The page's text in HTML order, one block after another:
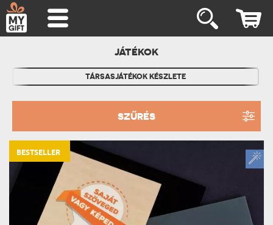
JÁTÉKOK
TÁRSASJÁTÉKOK KÉSZLETE
SZŰRÉS
BESTSELLER